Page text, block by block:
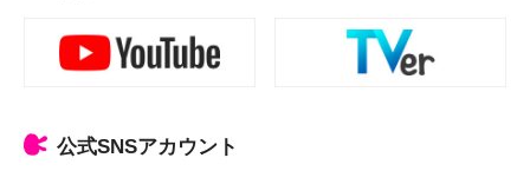
公式SNSアカウント